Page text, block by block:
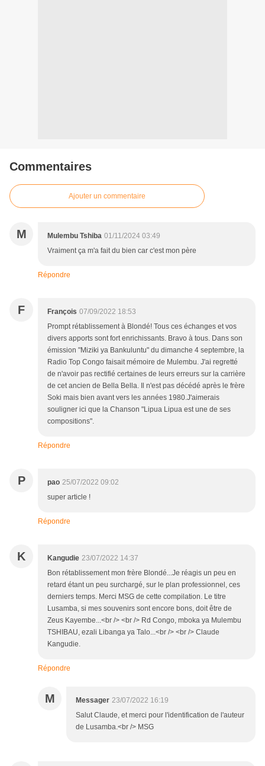
Commentaires
Ajouter un commentaire
M Mulembu Tshiba 01/11/2024 03:49
Vraiment ça m'a fait du bien car c'est mon père
Répondre
F François 07/09/2022 18:53
Prompt rétablissement à Blondé! Tous ces échanges et vos
divers apports sont fort enrichissants. Bravo à tous. Dans son
émission "Miziki ya Bankuluntu" du dimanche 4 septembre, la
Radio Top Congo faisait mémoire de Mulembu. J'ai regretté
de n'avoir pas rectifié certaines de leurs erreurs sur la carrière
de cet ancien de Bella Bella. Il n'est pas décédé après le frère
Soki mais bien avant vers les années 1980.J'aimerais
souligner ici que la Chanson "Lipua Lipua est une de ses
compositions".
Répondre
P pao 25/07/2022 09:02
super article !
Répondre
K Kangudie 23/07/2022 14:37
Bon rétablissement mon frère Blondé...Je réagis un peu en
retard étant un peu surchargé, sur le plan professionnel, ces
derniers temps. Merci MSG de cette compilation. Le titre
Lusamba, si mes souvenirs sont encore bons, doit être de
Zeus Kayembe...<br /> <br /> Rd Congo, mboka ya Mulembu
TSHIBAU, ezali Libanga ya Talo...<br /> <br /> Claude
Kangudie.
Répondre
M Messager 23/07/2022 16:19
Salut Claude, et merci pour l'identification de l'auteur
de Lusamba.<br /> MSG